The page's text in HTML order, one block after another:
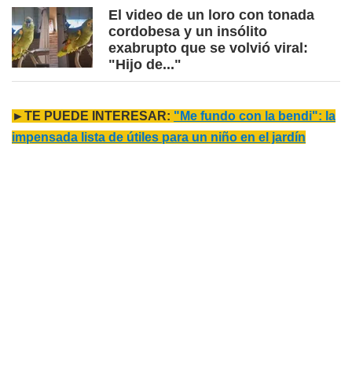
El video de un loro con tonada
cordobesa y un insólito
exabrupto que se volvió viral:
"Hijo de..."
►TE PUEDE INTERESAR: "Me fundo con la bendi": la
impensada lista de útiles para un niño en el jardín